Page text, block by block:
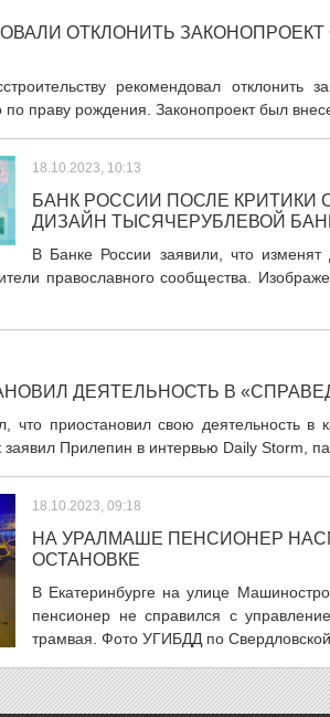
ОТКЛОНИТЬ
рекомендовал отклонить
по праву рождения. Законопроект был
18.10.2023, 10:13
БАНК РОССИИ ПОСЛЕ
ДИЗАЙН ТЫСЯЧЕРУБЛЕВОЙ
В Банке России заявили, что
православного сообщества.
ДЕЯТЕЛЬНОСТЬ В
приостановил свою деятельность в
Прилепин в интервью Daily Storm,
18.10.2023, 09:18
НА УРАЛМАШЕ ПЕНСИОНЕР
ОСТАНОВКЕ
В Екатеринбурге на улице
пенсионер не справился с
трамвая. Фото УГИБДД по